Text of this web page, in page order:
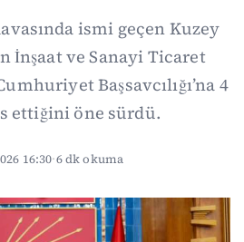
ismi geçen Kuzey
İnşaat ve Sanayi Ticaret
Başsavcılığı’na 4
ettiğini öne sürdü.
16:30·6 dk okuma